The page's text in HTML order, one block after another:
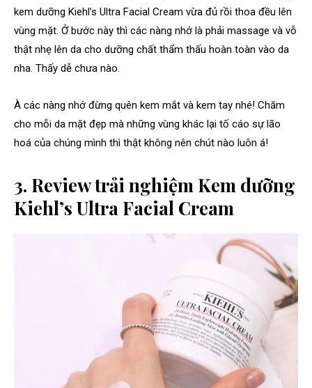
kem dưỡng Kiehl’s Ultra Facial Cream vừa đủ rồi thoa đều lên
vùng mặt. Ở bước này thì các nàng nhớ là phải massage và vỗ
thật nhẹ lên da cho dưỡng chất thẩm thấu hoàn toàn vào da
nha. Thấy dễ chưa nào.
À các nàng nhớ đừng quên kem mắt và kem tay nhé! Chăm
cho mỗi da mặt đẹp mà những vùng khác lại tố cáo sự lão
hoá của chúng mình thì thật không nên chút nào luôn á!
3. Review trải nghiệm Kem dưỡng
Kiehl’s Ultra Facial Cream